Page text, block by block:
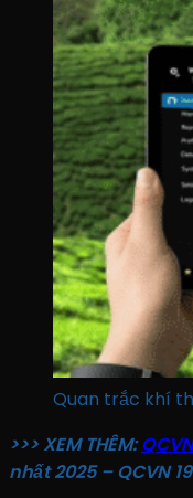
Quan trắc khí
>>> XEM THÊM:
nhất 2025 – QCVN